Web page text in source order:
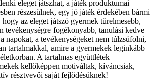
eleget játszhat, a játék produktumai
részesülnek, egy jó játék érdekében bármi
az eleget játszó gyermek türelmesebb,
tevékenységre fogékonyabb, tanulási kedve
napokat, a tevékenységeket nem túlzsúfolni,
tartalmakkal, amire a gyermekek leginkább
A tartalmas együttlétek
kellőképpen motiváltak, kíváncsiak,
résztvevői saját fejlődésüknek!